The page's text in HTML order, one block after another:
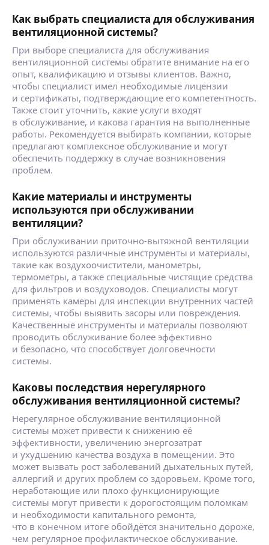
Как выбрать специалиста для обслуживания
вентиляционной системы?
При выборе специалиста для обслуживания
вентиляционной системы обратите внимание на его
опыт, квалификацию и отзывы клиентов. Важно,
чтобы специалист имел необходимые лицензии
и сертификаты, подтверждающие его компетентность.
Также стоит уточнить, какие услуги входят
в обслуживание, и какова гарантия на выполненные
работы. Рекомендуется выбирать компании, которые
предлагают комплексное обслуживание и могут
обеспечить поддержку в случае возникновения
проблем.
Какие материалы и инструменты
используются при обслуживании
вентиляции?
При обслуживании приточно-вытяжной вентиляции
используются различные инструменты и материалы,
такие как воздухоочистители, манометры,
термометры, а также специальные чистящие средства
для фильтров и воздуховодов. Специалисты могут
применять камеры для инспекции внутренних частей
системы, чтобы выявить засоры или повреждения.
Качественные инструменты и материалы позволяют
проводить обслуживание более эффективно
и безопасно, что способствует долговечности
системы.
Каковы последствия нерегулярного
обслуживания вентиляционной системы?
Нерегулярное обслуживание вентиляционной
системы может привести к снижению её
эффективности, увеличению энергозатрат
и ухудшению качества воздуха в помещении. Это
может вызвать рост заболеваний дыхательных путей,
аллергий и других проблем со здоровьем. Кроме того,
неработающие или плохо функционирующие
системы могут привести к дорогостоящим поломкам
и необходимости капитального ремонта,
что в конечном итоге обойдётся значительно дороже,
чем регулярное профилактическое обслуживание.